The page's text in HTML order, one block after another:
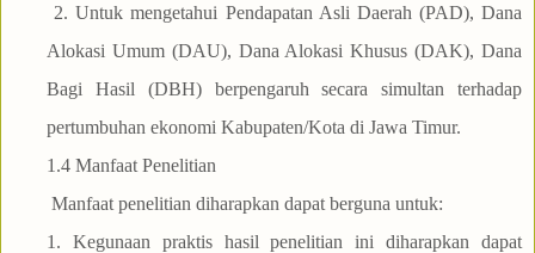
2. Untuk mengetahui Pendapatan Asli Daerah (PAD), Dana
Alokasi Umum (DAU), Dana Alokasi Khusus (DAK), Dana
Bagi Hasil (DBH) berpengaruh secara simultan terhadap
pertumbuhan ekonomi Kabupaten/Kota di Jawa Timur.
1.4 Manfaat Penelitian
Manfaat penelitian diharapkan dapat berguna untuk:
1. Kegunaan praktis hasil penelitian ini diharapkan dapat